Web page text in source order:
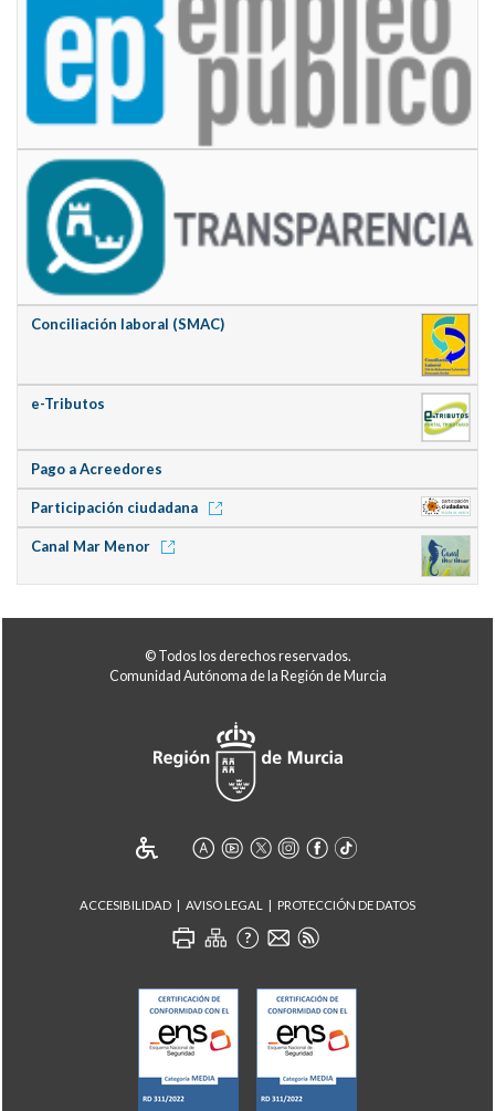
Conciliación laboral (SMAC)
e-Tributos
Pago a Acreedores
Participación ciudadana
Canal Mar Menor
© Todos los derechos reservados.
Comunidad Autónoma de la Región de Murcia
ACCESIBILIDAD AVISO LEGAL PROTECCIÓN DE DATOS